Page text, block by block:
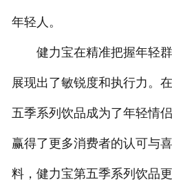
年轻人。
健力宝在精准把握年轻群
展现出了敏锐度和执行力。
五季系列饮品成为了年轻情
赢得了更多消费者的认可与
料，健力宝第五季系列饮品